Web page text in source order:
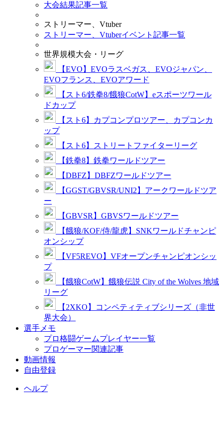
大会結果記事一覧
ストリーマー、Vtuber
ストリーマー、Vtuberイベント記事一覧
世界規模大会・リーグ
【EVO】EVOラスベガス、EVOジャパン、
EVOフランス、EVOアワード
【スト6/鉄拳8/餓狼CotW】eスポーツワール
ドカップ
【スト6】カプコンプロツアー、カプコンカ
ップ
【スト6】ストリートファイターリーグ
【鉄拳8】鉄拳ワールドツアー
【DBFZ】DBFZワールドツアー
【GGST/GBVSR/UNI2】アークワールドツア
ー
【GBVSR】GBVSワールドツアー
【餓狼/KOF/侍/龍虎】SNKワールドチャンピ
オンシップ
【VF5REVO】VFオープンチャンピオンシッ
プ
【餓狼CotW】餓狼伝説 City of the Wolves 地域
リーグ
【2XKO】コンペティティブシリーズ（非世
界大会）
選手メモ
プロ格闘ゲームプレイヤー一覧
プロゲーマー関連記事
動画情報
自由登録
ヘルプ